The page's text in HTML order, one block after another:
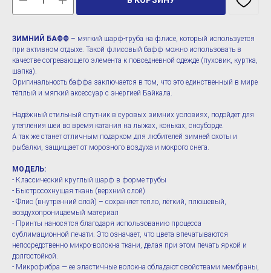
ЗИМНИЙ БАФФ – мягкий шарф-труба на флисе, который используется
при активном отдыхе. Такой флисовый бафф можно использовать в
качестве согревающего элемента к повседневной одежде (пуховик, куртка,
шапка).
Оригинальность баффа заключается в том, что это единственный в мире
тёплый и мягкий аксессуар с энергией Байкала.
Надёжный стильный спутник в суровых зимних условиях, подойдет для
утепления шеи во время катания на лыжах, коньках, сноуборде.
А так же станет отличным подарком для любителей зимней охоты и
рыбалки, защищает от морозного воздуха и мокрого снега.
МОДЕЛЬ:
- Классический круглый шарф в форме трубы
- Быстросохнущая ткань (верхний слой)
- Флис (внутренний слой) – сохраняет тепло, лёгкий, плюшевый,
воздухопроницаемый материал
- Принты наносятся благодаря использованию процесса
сублимационной печати. Это означает, что цвета впечатываются
непосредственно микро-волокна ткани, делая при этом печать яркой и
долгостойкой.
- Микрофибра — ее эластичные волокна обладают свойствами мембраны,